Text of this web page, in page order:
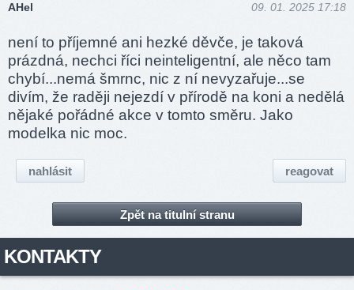
AHel 09. 01. 2025 17:18
není to příjemné ani hezké děvče, je taková
prázdná, nechci říci neinteligentní, ale něco tam
chybí...nemá šmrnc, nic z ní nevyzařuje...se
divím, že raději nejezdí v přírodě na koni a nedělá
nějaké pořádné akce v tomto směru. Jako
modelka nic moc.
reagovat
nahlásit
Zpět na titulní stranu
KONTAKTY